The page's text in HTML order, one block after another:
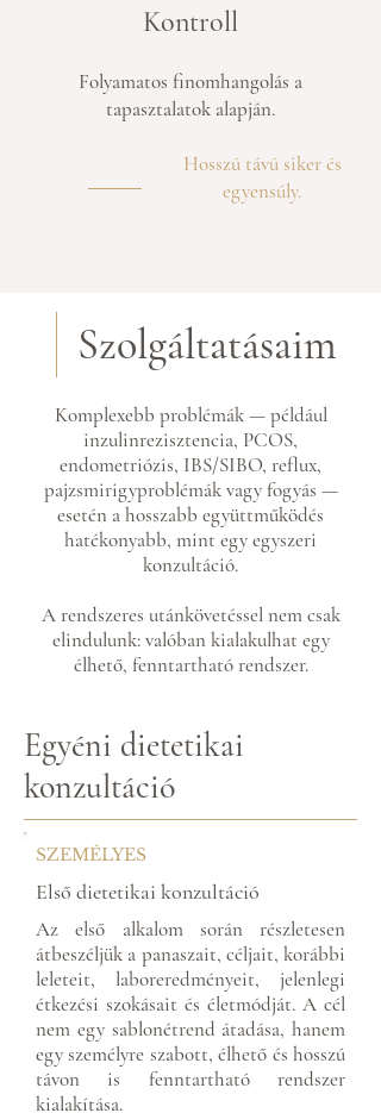
Kontroll
Folyamatos finomhangolás a
tapasztalatok alapján.
Hosszú távú siker és
egyensúly.
Szolgáltatásaim
Komplexebb problémák — például
inzulinrezisztencia, PCOS,
endometriózis, IBS/SIBO, reflux,
pajzsmirigyproblémák vagy fogyás —
esetén a hosszabb együttműködés
hatékonyabb, mint egy egyszeri
konzultáció.
A rendszeres utánkövetéssel nem csak
elindulunk: valóban kialakulhat egy
élhető, fenntartható rendszer.
Egyéni dietetikai
konzultáció
SZEMÉLYES
Első dietetikai konzultáció
Az első alkalom során részletesen
átbeszéljük a panaszait, céljait, korábbi
leleteit, laboreredményeit, jelenlegi
étkezési szokásait és életmódját. A cél
nem egy sablonétrend átadása, hanem
egy személyre szabott, élhető és hosszú
távon is fenntartható rendszer
kialakítása.